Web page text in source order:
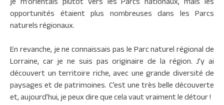
opportunités étaient plus nombreuses dans les Parcs
naturels régionaux.
En revanche, je ne connaissais pas le Parc naturel régional de
Lorraine, car je ne suis pas originaire de la région. J’y ai
découvert un territoire riche, avec une grande diversité de
paysages et de patrimoines. C’est une très belle découverte
et, aujourd’hui, je peux dire que cela vaut vraiment le détour !